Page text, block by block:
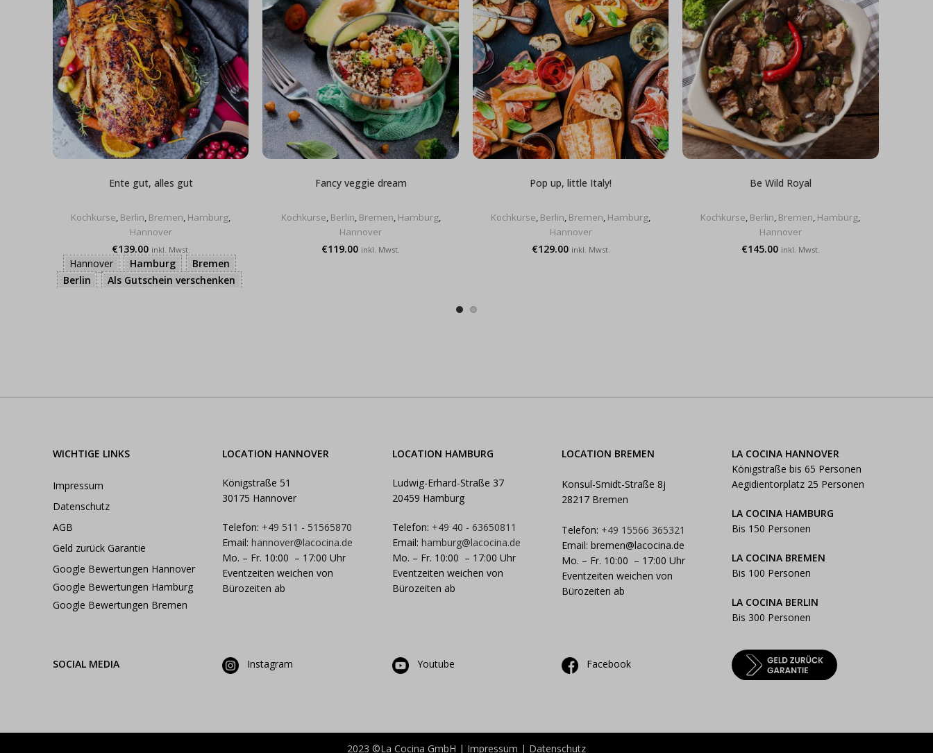
Ente gut, alles gut
Kochkurse, Berlin, Bremen, Hamburg,
Hannover
€139.00 inkl. Mwst.
Hannover Hamburg
Bremen
Berlin
Als Gutschein verschenken
Fancy veggie dream
Kochkurse, Berlin, Bremen, Hamburg,
Hannover
€119.00 inkl. Mwst.
Pop up, little Italy!
Kochkurse, Berlin, Bremen, Hamburg,
Hannover
€129.00 inkl. Mwst.
Be Wild Royal
Kochkurse, Berlin, Bremen, Hamburg,
Hannover
€145.00 inkl. Mwst.
WICHTIGE LINKS
Impressum
Datenschutz
AGB
Geld zurück Garantie
Google Bewertungen Hannover
Google Bewertungen Hamburg
Google Bewertungen Bremen
LOCATION HANNOVER
Königstraße 51
30175 Hannover
Telefon: +49 511 - 51565870
Email:hannover@lacocina.de
Mo. – Fr. 10:00 – 17:00 Uhr
Eventzeiten weichen von
Bürozeiten ab
LOCATION HAMBURG
Ludwig-Erhard-Straße 37
20459 Hamburg
Telefon: +49 40 - 63650811
Email: hamburg@lacocina.de
Mo. – Fr. 10:00 – 17:00 Uhr
Eventzeiten weichen von
Bürozeiten ab
LOCATION BREMEN
Konsul-Smidt-Straße 8j
28217 Bremen
Telefon: +49 15566 365321
Email:bremen@lacocina.de
Mo. – Fr. 10:00 – 17:00 Uhr
Eventzeiten weichen von
Bürozeiten ab
LA COCINA HANNOVER
Königstraße bis 65 Personen
Aegidientorplatz 25 Personen
LA COCINA HAMBURG
Bis 150 Personen
LA COCINA BREMEN
Bis 100 Personen
LA COCINA BERLIN
Bis 300 Personen
SOCIAL MEDIA Instagram Youtube Facebook
2023 ©La Cocina GmbH | Impressum | Datenschutz